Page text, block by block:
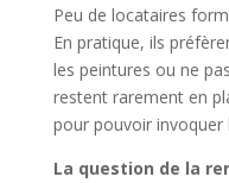
Peu de locataires
En pratique, ils
les peintures ou ne
restent rarement en
pour pouvoir invoquer
La question de la